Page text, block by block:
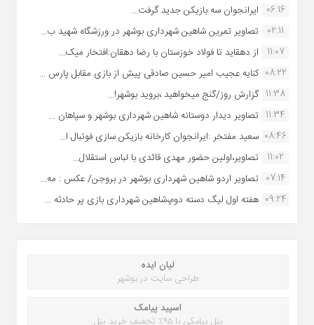
06:16 ایرانجوان سه بازیکن جدید گرفت...
02:11
تصاویر تمرین شاهین شهردارى بوشهر در ورزشگاه شهید ب...
11:07
از دهقاید تا فولاد خوزستان با رضا دهقان:افتخار میک...
08:22 کنایه عجیب امیر حسین صادقی پیش از بازی مقابل پارس ...
11:38 گزارش روز/گنج میخواهید ،بروید بوشهر!...
11:34 تصاویر دیدار دوستانه شاهین شهردارى بوشهر و سپاهان ...
08:46 سعید مفتخر :ایرانجوان کارخانه بازیکن سازی فوتبال ا...
11:02
تصاویر،اولین حضور مهدی قائدی با لباس استقلال...
07:14 تصاویر اردو شاهین شهرداری بوشهر در بروجن/ عکس : مه...
09:24 هفته اول لیگ دسته دوم،شاهین شهرداری بازی پر حادثه ...
لیان ایده
طراحی سایت در بوشهر
اسپید پیامک
پنل پیامکی با ۹۵٪ تخفیف خرید پنل